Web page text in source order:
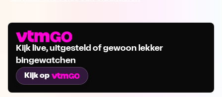
Kijk live, uitgesteld of gewoon lekker
bingewatchen
Kijk op